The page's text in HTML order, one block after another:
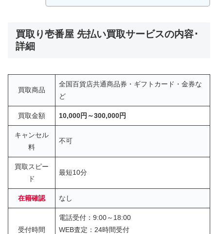
買取り壱番屋 先払い買取サービスの内容･
詳細
買取商品
全国百貨店共通商品券・ギフトカード・金券な
ど
買取金額 10,000円～300,000円
キャンセル
料
不可
買取スピー
ド
最短10分
在籍確認 なし
受付時間
電話受付：9:00～18:00
WEB査定：24時間受付